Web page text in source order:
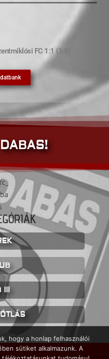
FC 1:1 (1:0)
III
hogy a honlap felhasználói
sütiket alkalmazunk. A